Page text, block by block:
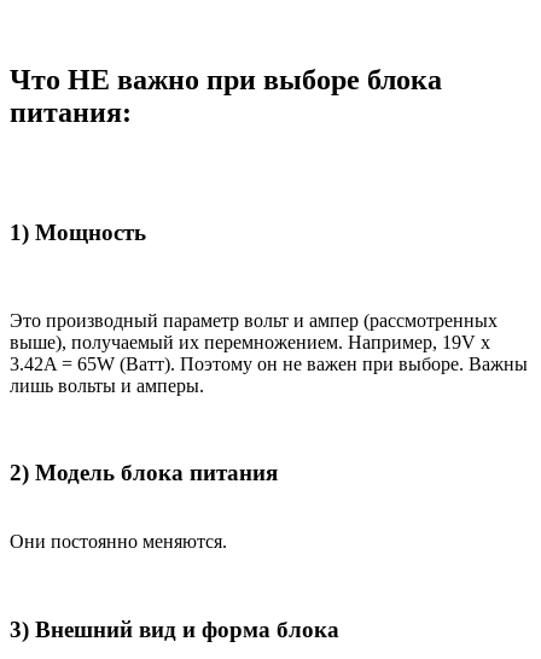
Что НЕ важно при выборе блока
питания:
1) Мощность
Это производный параметр вольт и ампер (рассмотренных
выше), получаемый их перемножением. Например, 19V x
3.42A = 65W (Ватт). Поэтому он не важен при выборе. Важны
лишь вольты и амперы.
2) Модель блока питания
Они постоянно меняются.
3) Внешний вид и форма блока